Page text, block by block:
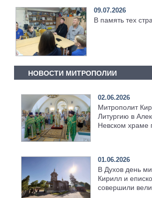
09.07.2026
В память тех
НОВОСТИ МИТРОПОЛИИ
02.06.2026
Митрополит
Литургию в
Невском храме
01.06.2026
В Духов день
Кирилл и
совершили